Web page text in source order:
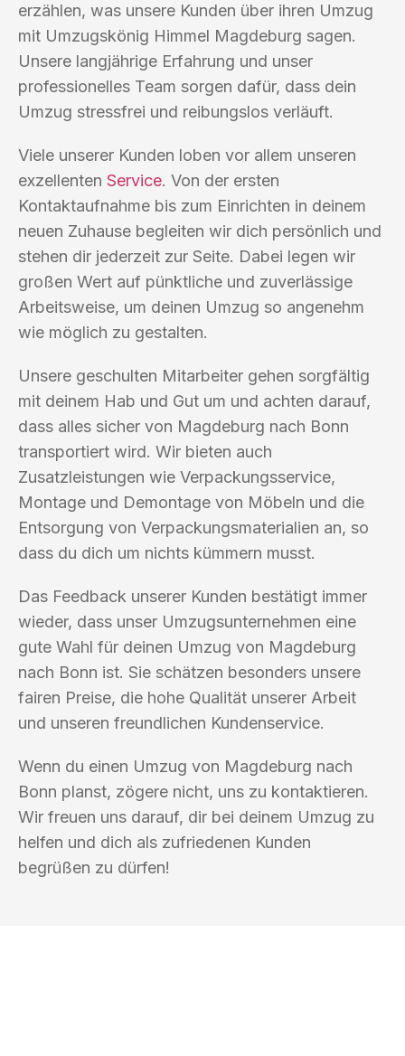
erzählen, was unsere Kunden über ihren Umzug
mit Umzugskönig Himmel Magdeburg sagen.
Unsere langjährige Erfahrung und unser
professionelles Team sorgen dafür, dass dein
Umzug stressfrei und reibungslos verläuft.
Viele unserer Kunden loben vor allem unseren
exzellenten Service. Von der ersten
Kontaktaufnahme bis zum Einrichten in deinem
neuen Zuhause begleiten wir dich persönlich und
stehen dir jederzeit zur Seite. Dabei legen wir
großen Wert auf pünktliche und zuverlässige
Arbeitsweise, um deinen Umzug so angenehm
wie möglich zu gestalten.
Unsere geschulten Mitarbeiter gehen sorgfältig
mit deinem Hab und Gut um und achten darauf,
dass alles sicher von Magdeburg nach Bonn
transportiert wird. Wir bieten auch
Zusatzleistungen wie Verpackungsservice,
Montage und Demontage von Möbeln und die
Entsorgung von Verpackungsmaterialien an, so
dass du dich um nichts kümmern musst.
Das Feedback unserer Kunden bestätigt immer
wieder, dass unser Umzugsunternehmen eine
gute Wahl für deinen Umzug von Magdeburg
nach Bonn ist. Sie schätzen besonders unsere
fairen Preise, die hohe Qualität unserer Arbeit
und unseren freundlichen Kundenservice.
Wenn du einen Umzug von Magdeburg nach
Bonn planst, zögere nicht, uns zu kontaktieren.
Wir freuen uns darauf, dir bei deinem Umzug zu
helfen und dich als zufriedenen Kunden
begrüßen zu dürfen!